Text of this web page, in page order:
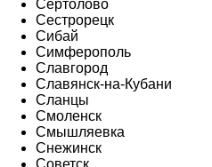
Сертолово
Сестрорецк
Сибай
Симферополь
Славгород
Славянск-на-Кубани
Сланцы
Смоленск
Смышляевка
Снежинск
Советск